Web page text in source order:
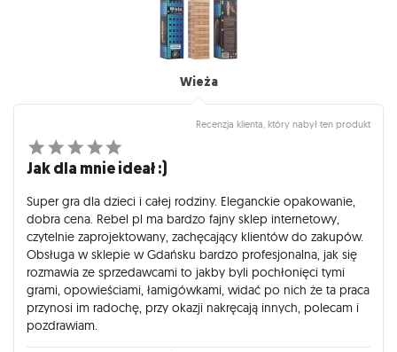
Wieża
Recenzja klienta, który nabył ten produkt
Jak dla mnie ideał :)
Super gra dla dzieci i całej rodziny. Eleganckie opakowanie,
dobra cena. Rebel pl ma bardzo fajny sklep internetowy,
czytelnie zaprojektowany, zachęcający klientów do zakupów.
Obsługa w sklepie w Gdańsku bardzo profesjonalna, jak się
rozmawia ze sprzedawcami to jakby byli pochłonięci tymi
grami, opowieściami, łamigówkami, widać po nich że ta praca
przynosi im radochę, przy okazji nakręcają innych, polecam i
pozdrawiam.